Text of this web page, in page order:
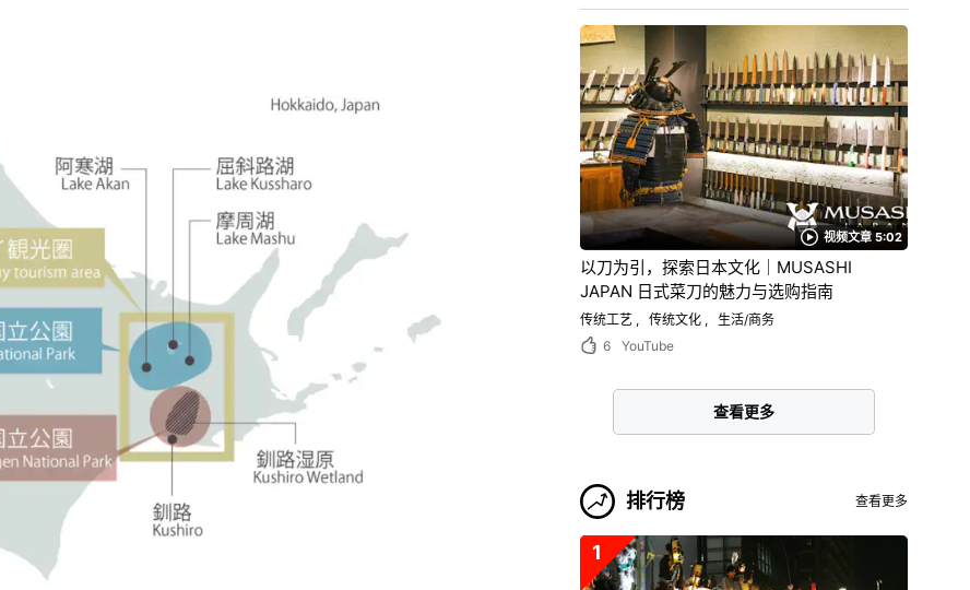
考范例
视频文章 5:02
以刀为引，探索日本文化｜MUSASHI
JAPAN 日式菜刀的魅力与选购指南
传统工艺 传统文化
生活/商务
6
YouTube
查看更多
排行榜 查看更多
1